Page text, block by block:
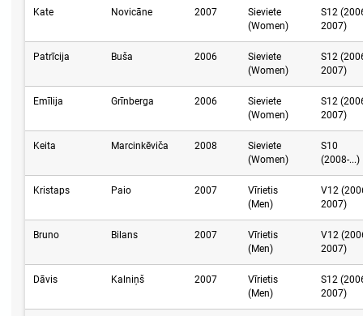
Kate Novicāne 2007
Sieviete
(Women)
S12
2007)
Patrīcija Buša 2006
Sieviete
(Women)
S12
2007)
Emīlija Grīnberga 2006
Sieviete
(Women)
S12
2007)
Keita Marcinkēviča 2008
Sieviete
(Women)
S10
(2008-...)
Kristaps Paio 2007
Vīrietis
(Men)
V12
2007)
Bruno Bilans 2007
Vīrietis
(Men)
V12
2007)
Dāvis Kalniņš 2007
Vīrietis
(Men)
S12
2007)